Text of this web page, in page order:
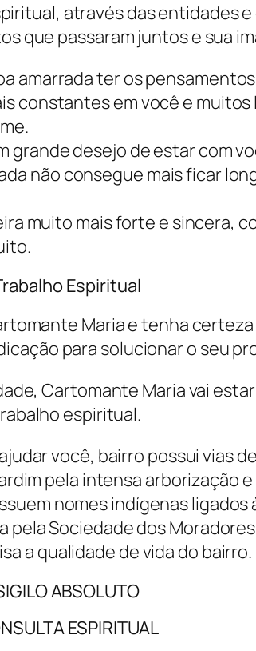
através das entidades e
que passaram juntos e sua
amarrada ter os
constantes em você e
grande desejo de estar com
não consegue mais ficar
muito mais forte e sincera,
Espiritual
Maria e tenha
para solucionar o seu
Cartomante Maria vai
espiritual.
você, bairro possui vias
pela intensa arborização
nomes indígenas
pelaSociedade dos
a qualidade de vida do bairro.
ABSOLUTO
ESPIRITUAL